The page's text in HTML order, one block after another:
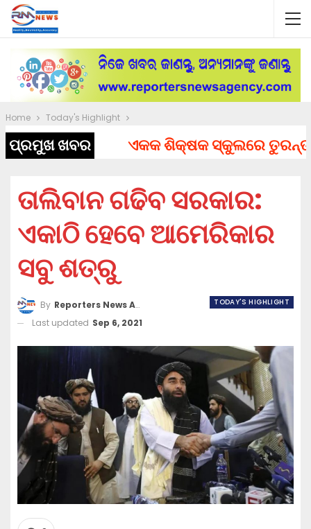
Home Today's Highlight
ପ୍ରମୁଖ ଖବର ଏକକ ଶିକ୍ଷକ ସ୍କୁଲରେ ତୁରନ୍ତ
ତାଲିବାନ ଗଢିବ ସରକାର:
ଏକାଠି ହେବେ ଆମେରିକାର
ସବୁ ଶତ୍ରୁ
TODAY'S HIGHLIGHT
By Reporters News Agency
Last updated Sep 6, 2021